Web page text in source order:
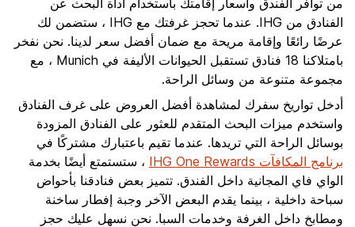
الفنادق من IHG. عندما تحجز غرفتك مع IHG ، ستضمن لك
عرضًا رائعًا وإقامة مريحة مع ضمان أفضل سعر لدينا. نحن نفخر
بامتلاكنا 18 فنادق تستقبل الحيوانات الأليفة في Munich ، مع
مجموعة متنوعة من وسائل الراحة.
أدخل تواريخ سفرك لمشاهدة أفضل العروض على غرف الفنادق
واستخدم ميزات البحث المتقدم للعثور على الفنادق المزودة
بوسائل الراحة التي تريدها. عندما تقيم باعتبارك مشتركًا في
برنامج المكافآت IHG One Rewards
، ستستمتع أيضًا بخدمة
الواي فاي المجانية داخل الفندق. تتميز بعض فنادقنا بأحواض
سباحة داخلية ، بينما يقدم البعض الآخر وجبة إفطار ساخنة
ومطابخ داخل الغرفة وخدمات السبا. نحن نسهل عليك حجز